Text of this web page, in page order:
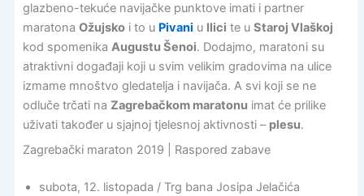
glazbeno-tekuće navijačke punktove imati i partner
maratona Ožujskoi to u Pivani u Ilici te u Staroj Vlaškoj
kod spomenika Augustu Šenoi. Dodajmo, maratoni su
atraktivni događaji koji u svim velikim gradovima na ulice
izmame mnoštvo gledatelja i navijača. A svi koji se ne
odluče trčati na Zagrebačkom maratonu imat će prilike
uživati također u sjajnoj tjelesnoj aktivnosti – plesu.
Zagrebački maraton 2019 | Raspored zabave
subota, 12. listopada / Trg bana Josipa Jelačića